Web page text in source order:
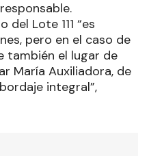
Lote 111 “es
pero en el caso de
también el lugar de
María Auxiliadora, de
integral”,